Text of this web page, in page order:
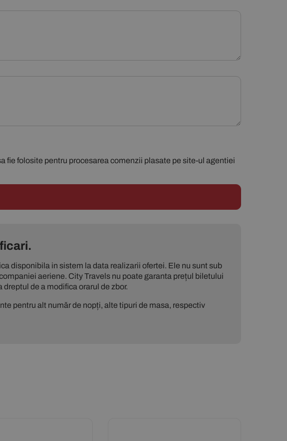
fie folosite pentru procesarea comenzii plasate pe site-ul agentiei
disponibila in sistem la data realizarii ofertei. Ele nu sunt sub
aeriene. City Travels nu poate garanta prețul biletului
de a modifica orarul de zbor.
pentru alt număr de nopți, alte tipuri de masa, respectiv